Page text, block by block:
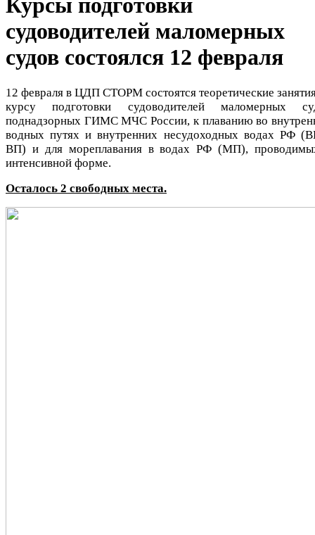
Курсы подготовки
судоводителей маломерных
судов состоялся 12 февраля
12 февраля в ЦДП СТОРМ состоятся теоретические
курсу подготовки судоводителей маломерных
поднадзорных ГИМС МЧС России, к плаванию во
водных путях и внутренних несудоходных водах РФ
ВП) и для мореплавания в водах РФ (МП),
интенсивной форме.
Осталось 2 свободных места.